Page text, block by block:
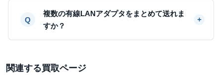
複数の有線LANアダプタをまとめて送れま
すか？
関連する買取ページ